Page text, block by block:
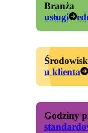
Branża
usługi
u klienta
Godziny